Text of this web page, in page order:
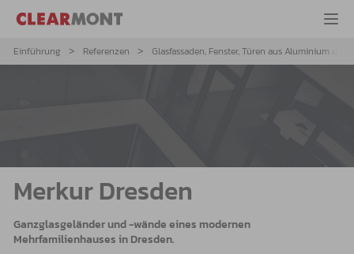
Einführung Referenzen Glasfassaden, Fenster, Türen aus Aluminium und
Merkur Dresden
Ganzglasgeländer und -wände eines modernen
Mehrfamilienhauses in Dresden.